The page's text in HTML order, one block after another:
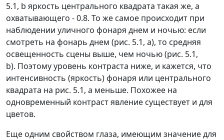
5.1, b яркость центрального квадрата такая же, а
охватывающего -0.8. То же самое происходит при
наблюдении уличного фонаря днем и ночью: если
смотреть на фонарь днем (рис. 5.1, а), то средняя
освещенность сцены выше, чем ночью (рис. 5.1,
b). Поэтому уровень контраста ниже, и кажется, что
интенсивность (яркость) фонаря или центрального
квадрата на рис. 5.1, а меньше. Похожее на
одновременный контраст явление существует и для
цветов.
Еще одним свойством глаза, имеющим значение для